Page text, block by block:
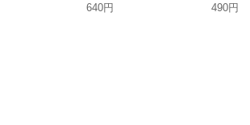
640円
490円